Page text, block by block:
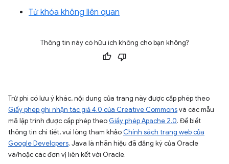
Từ khóa không liên quan
Thông tin này có hữu ích không cho bạn không?
Trừ phi có lưu ý khác, nội dung của trang này được cấp phép theo
Giấy phép ghi nhận tác giả 4.0 của Creative Commonsvà các mẫu
mã lập trình được cấp phép theo Giấy phép Apache 2.0. Để biết
thông tin chi tiết, vui lòng tham khảo Chính sách trang web của
Google Developers. Java là nhãn hiệu đã đăng ký của Oracle
và/hoặc các đơn vị liên kết với Oracle.